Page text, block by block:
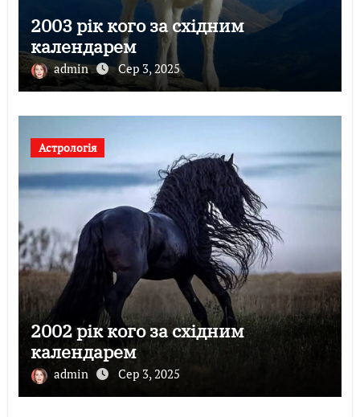
2003 рік кого за східним
календарем
admin Сер 3, 2025
Астрологія
2002 рік кого за східним
календарем
admin Сер 3, 2025